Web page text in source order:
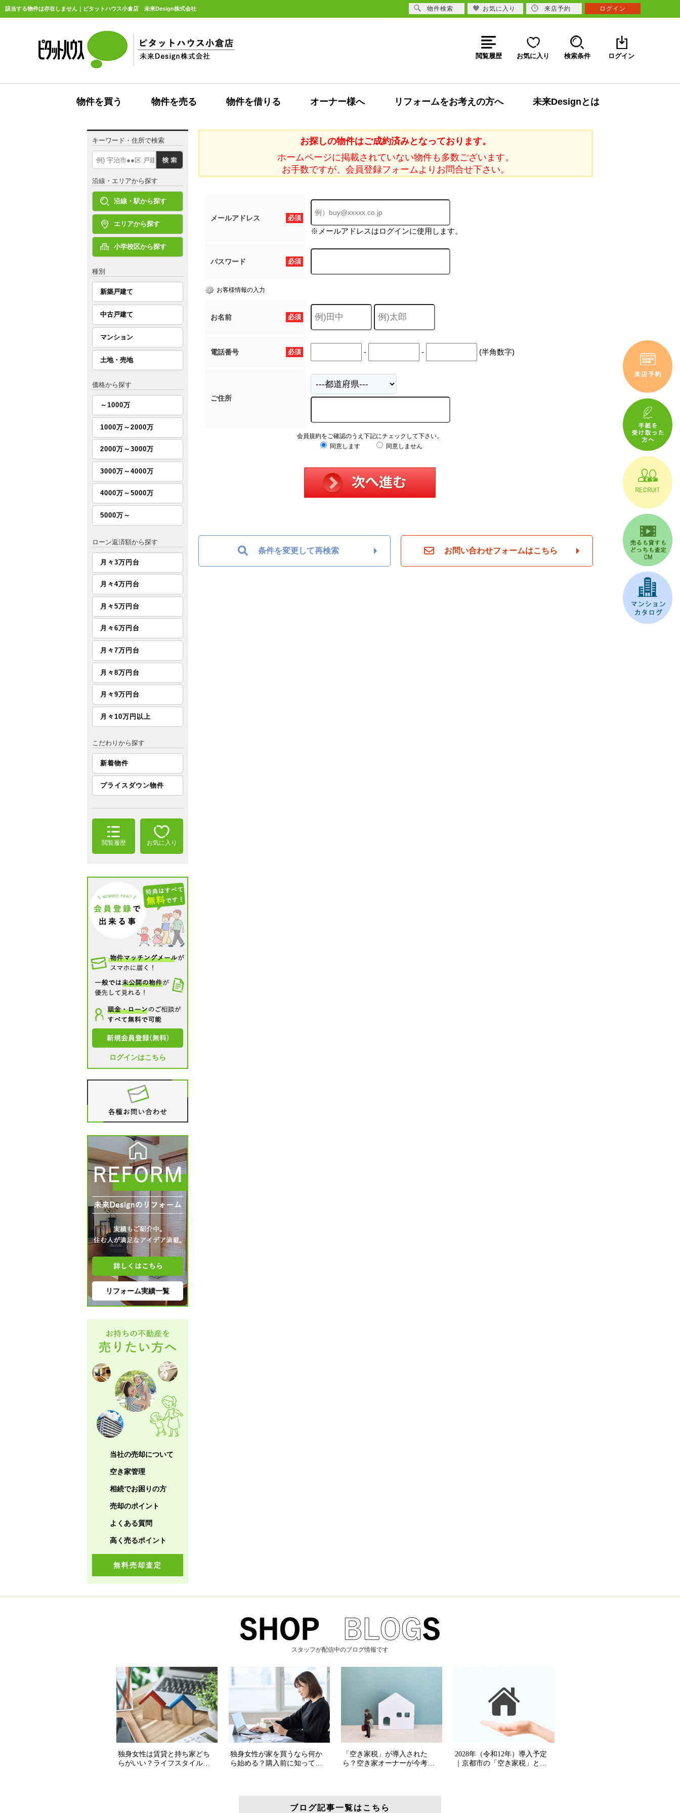
該当する物件は存在しません｜ピタットハウス小倉店 未来Design株式会社
閲覧履歴 お気に入り 検索条件 ログイン
物件を買う 物件を売る 物件を借りる オーナー様へ リフォームをお考えの方へ 未来Designとは
お探しの物件はご成約済みとなっております。
ホームページに掲載されていない物件も多数ございます。
お手数ですが、会員登録フォームよりお問合せ下さい。
必須
メールアドレス
※メールアドレスはログインに使用します。
必須
パスワード
お客様情報の入力
必須
お名前
必須
電話番号 - - (半角数字)
ご住所
会員規約をご確認のうえ下記にチェックして下さい。
同意します
同意しません
条件を変更して再検索 お問い合わせフォームはこちら
キーワード・住所で検索
沿線・エリアから探す
沿線・駅から探す
エリアから探す
小学校区から探す
種別
新築戸建て
中古戸建て
マンション
土地・売地
価格から探す
～1000万
1000万～2000万
2000万～3000万
3000万～4000万
4000万～5000万
5000万～
ローン返済額から探す
月々3万円台
月々4万円台
月々5万円台
月々6万円台
月々7万円台
月々8万円台
月々9万円台
月々10万円以上
こだわりから探す
新着物件
プライスダウン物件
閲覧履歴 お気に入り
ログインはこちら
リフォーム実績一覧
当社の売却について
空き家管理
相続でお困りの方
売却のポイント
よくある質問
高く売るポイント
無料売却査定
スタッフが配信中のブログ情報です
ブログ記事一覧はこちら
物件検索 お気に入り 来店予約 ログイン